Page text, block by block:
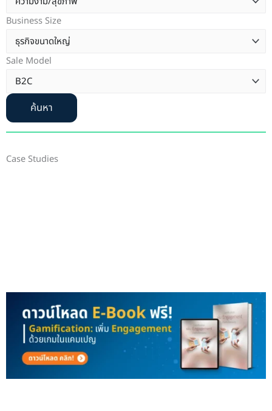
Business Size
Sale Model
ค้นหา
Case Studies